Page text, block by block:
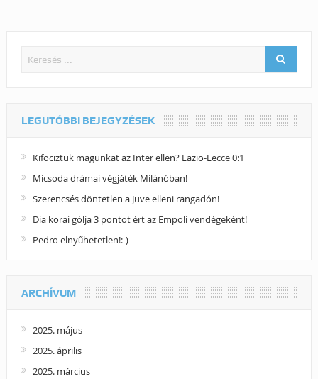
LEGUTÓBBI BEJEGYZÉSEK
Kifociztuk magunkat az Inter ellen? Lazio-Lecce 0:1
Micsoda drámai végjáték Milánóban!
Szerencsés döntetlen a Juve elleni rangadón!
Dia korai gólja 3 pontot ért az Empoli vendégeként!
Pedro elnyűhetetlen!:-)
ARCHÍVUM
2025. május
2025. április
2025. március